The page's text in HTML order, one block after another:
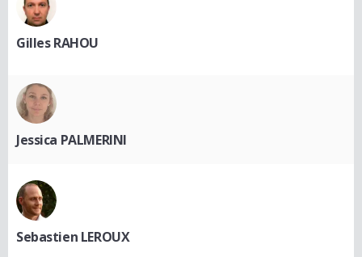
Gilles RAHOU
Jessica PALMERINI
Sebastien LEROUX